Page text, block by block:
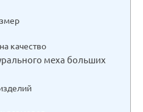
качество
меха больших